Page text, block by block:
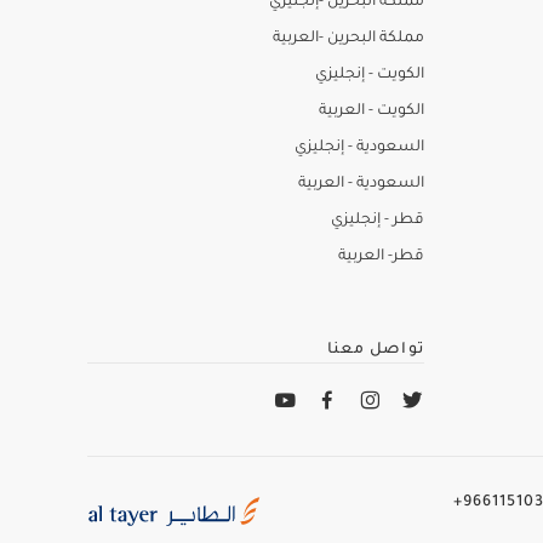
مملكة البحرين -العربية
الكويت - إنجليزي
الكويت - العربية
السعودية - إنجليزي
السعودية - العربية
قطر - إنجليزي
قطر- العربية
تواصل معنا